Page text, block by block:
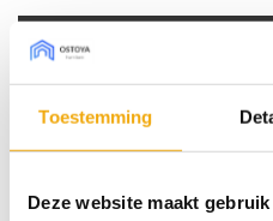
Toestemming
Deze website maakt
Maak je keuze uit de
Type front